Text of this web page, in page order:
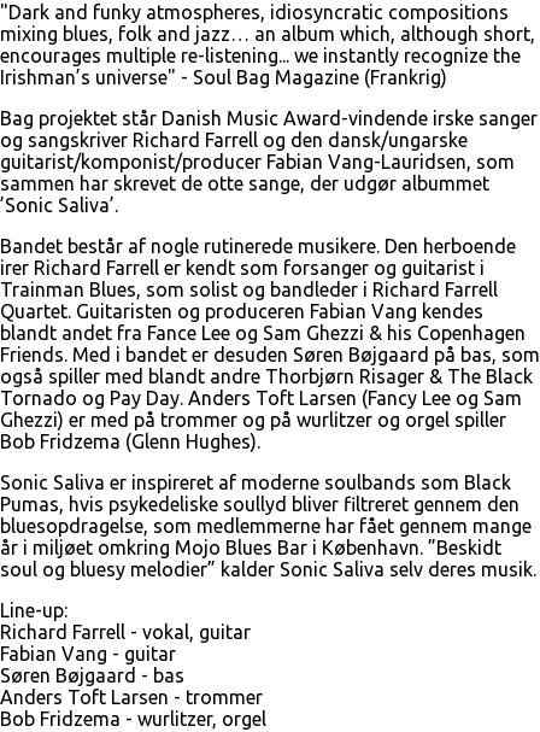
"Dark and funky atmospheres, idiosyncratic compositions
mixing blues, folk and jazz… an album which, although short,
encourages multiple re-listening... we instantly recognize the
Irishman’s universe" - Soul Bag Magazine (Frankrig)
Bag projektet står Danish Music Award-vindende irske sanger
og sangskriver Richard Farrell og den dansk/ungarske
guitarist/komponist/producer Fabian Vang-Lauridsen, som
sammen har skrevet de otte sange, der udgør albummet
’Sonic Saliva’.
Bandet består af nogle rutinerede musikere. Den herboende
irer Richard Farrell er kendt som forsanger og guitarist i
Trainman Blues, som solist og bandleder i Richard Farrell
Quartet. Guitaristen og produceren Fabian Vang kendes
blandt andet fra Fance Lee og Sam Ghezzi & his Copenhagen
Friends. Med i bandet er desuden Søren Bøjgaard på bas, som
også spiller med blandt andre Thorbjørn Risager & The Black
Tornado og Pay Day. Anders Toft Larsen (Fancy Lee og Sam
Ghezzi) er med på trommer og på wurlitzer og orgel spiller
Bob Fridzema (Glenn Hughes).
Sonic Saliva er inspireret af moderne soulbands som Black
Pumas, hvis psykedeliske soullyd bliver filtreret gennem den
bluesopdragelse, som medlemmerne har fået gennem mange
år i miljøet omkring Mojo Blues Bar i København. ”Beskidt
soul og bluesy melodier” kalder Sonic Saliva selv deres musik.
Line-up:
Richard Farrell - vokal, guitar
Fabian Vang - guitar
Søren Bøjgaard - bas
Anders Toft Larsen - trommer
Bob Fridzema - wurlitzer, orgel